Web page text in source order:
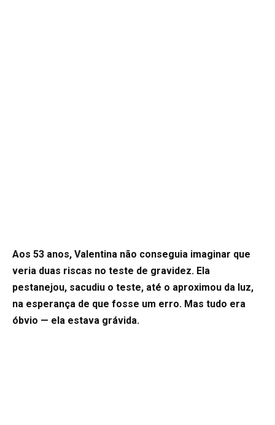
Aos 53 anos, Valentina não conseguia imaginar que
veria duas riscas no teste de gravidez. Ela
pestanejou, sacudiu o teste, até o aproximou da luz,
na esperança de que fosse um erro. Mas tudo era
óbvio — ela estava grávida.